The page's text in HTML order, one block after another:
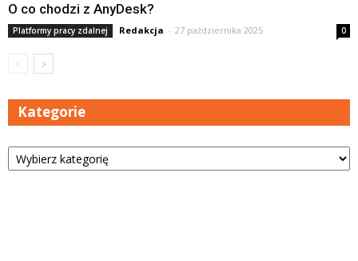
O co chodzi z AnyDesk?
Platformy pracy zdalnej Redakcja - 27 października 2025 0
Kategorie
Kategorie